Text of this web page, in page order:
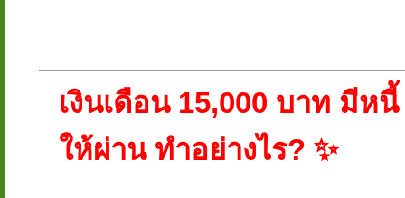
เงินเดือน 15,000 บาท มีห
ให้ผ่าน ทำอย่างไร? ✨